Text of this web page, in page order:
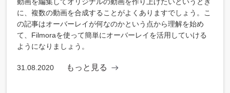
に、複数の動画を合成することがよくありますでしょう。こ
の記事はオーバーレイが何なのかという点から理解を始め
て、Filmoraを使って簡単にオーバーレイを活用していける
ようになりましょう。
31.08.2020 もっと見る